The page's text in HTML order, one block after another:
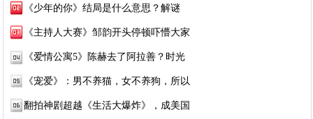
《少年的你》结局是什么意思？解谜
《主持人大赛》邹韵开头停顿吓懵大家
《爱情公寓5》陈赫去了阿拉善？时光
《宠爱》：男不养猫，女不养狗，所以
翻拍神剧超越《生活大爆炸》，成美国